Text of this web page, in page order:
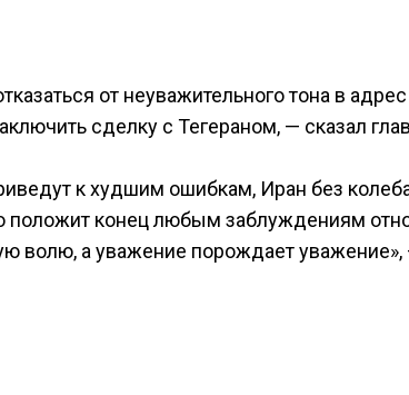
от неуважительного тона в
сделку с Тегераном, — сказал
к худшим ошибкам, Иран без
положит конец любым заблуждениям
волю, а уважение порождает уважение»,